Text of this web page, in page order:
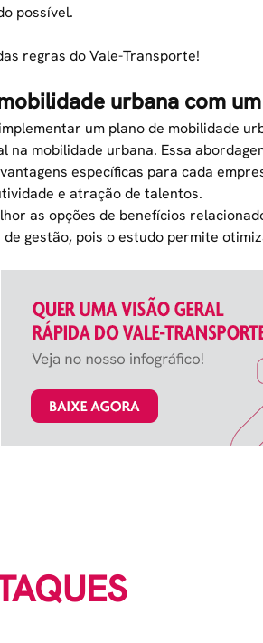
possível.
regras doVale-Transporte!
urbana com
um plano de mobilidade
na mobilidade urbana. Essa
específicas para cada
e atração de talentos.
as opções de benefícios
gestão, pois o estudo permite